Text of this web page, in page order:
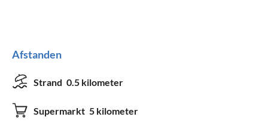
Afstanden
Strand 0.5 kilometer
Supermarkt 5 kilometer